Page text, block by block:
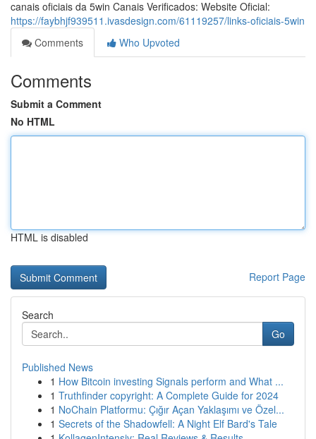
canais oficiais da 5win Canais Verificados: Website Oficial:
https://faybhjf939511.ivasdesign.com/61119257/links-oficiais-5win
Comments
Who Upvoted
Comments
Submit a Comment
No HTML
HTML is disabled
Report Page
Search
Go
Published News
1 How Bitcoin investing Signals perform and What ...
1 Truthfinder copyright: A Complete Guide for 2024
1 NoChain Platformu: Çığır Açan Yaklaşımı ve Özel...
1 Secrets of the Shadowfell: A Night Elf Bard's Tale